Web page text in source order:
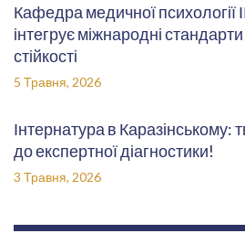
Кафедра медичної психології
інтегрує міжнародні
стійкості
5 Травня, 2026
Інтернатура в Каразінському:
до експертної діагностики!
3 Травня, 2026